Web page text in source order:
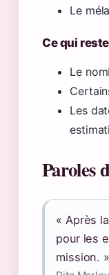
Le
Ce qui
Le
Les
Paroles
« Après
pour les
mission. »